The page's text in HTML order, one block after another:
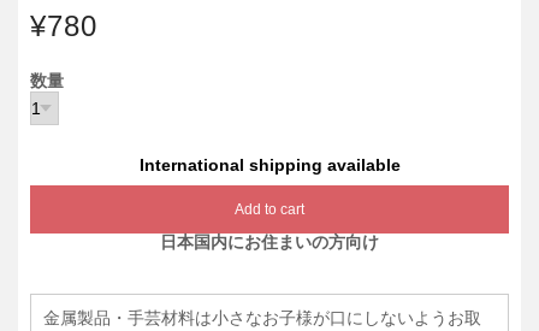
¥780
数量
International shipping available
Add to cart
日本国内にお住まいの方向け
金属製品・手芸材料は小さなお子様が口にしないようお取